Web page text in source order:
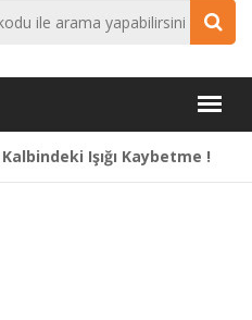
Kalbindeki Işığı Kaybetme !